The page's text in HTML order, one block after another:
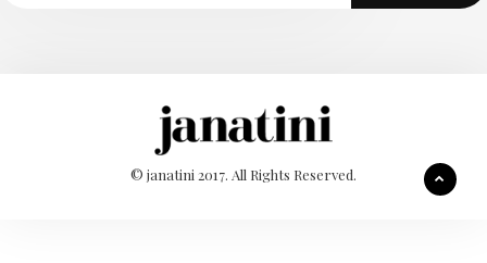
© janatini 2017. All Rights Reserved.